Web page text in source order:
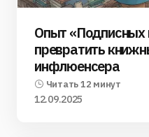
Опыт «Подписных
превратить
инфлюенсера
Читать 12 минут
12.09.2025